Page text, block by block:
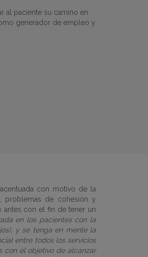
al paciente su camino en
generador de empleo y
con motivo de la
problemas de cohesión y
antes con el fin de tener un
en los pacientes con la
y se tenga en mente la
entre todos los servicios
con el objetivo de alcanzar